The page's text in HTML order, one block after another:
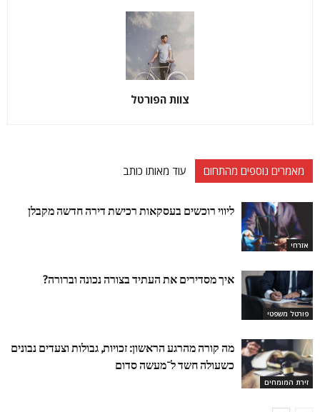
צוות הפורטל
מאמרים נוספים מהתחום עוד מאותו כותב
אזרחי
ליווי רוכשים בעסקאות רכישת דירה חדשה מקבלן
פורטל משפטי
איך מסדירים את העתיד בצורה נכונה וברורה?
זירת המומחים
מה קורה מהרגע הראשון: זכויות, גבולות וצעדים נבונים
כשעולה חשד ל־מעשה סדום